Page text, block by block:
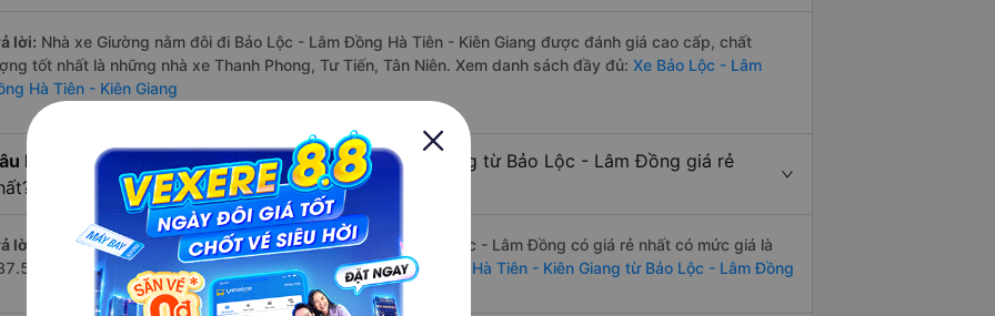
lời: Nhà xe Giường nằm đôi đi Bảo Lộc - Lâm Đồng Hà Tiên - Kiên Giang được đánh giá cao cấp, chất
tốt nhất là những nhà xe Thanh Phong, Tư Tiến, Tân Niên. Xem danh sách đầy đủ: Xe Bảo Lộc - Lâm
Hà Tiên - Kiên Giang
hỏi:
Hãng Xe Giường nằm đôi đi Hà Tiên - Kiên Giang từ Bảo Lộc - Lâm Đồng giá rẻ
lời:
Hãng xe Giường nằm đôi đi Hà Tiên - Kiên Giang từ Bảo Lộc - Lâm Đồng có giá rẻ nhất có mức giá là
đồng của nhà xe Tân Niên. Xem danh sách đầy đủ:
Xe đi Hà Tiên - Kiên Giang từ Bảo Lộc - Lâm Đồng